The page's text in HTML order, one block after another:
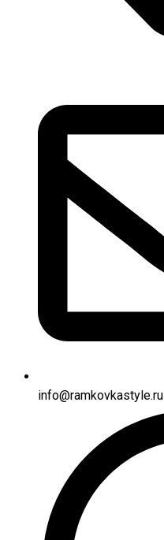
info@ramkovkastyle.ru